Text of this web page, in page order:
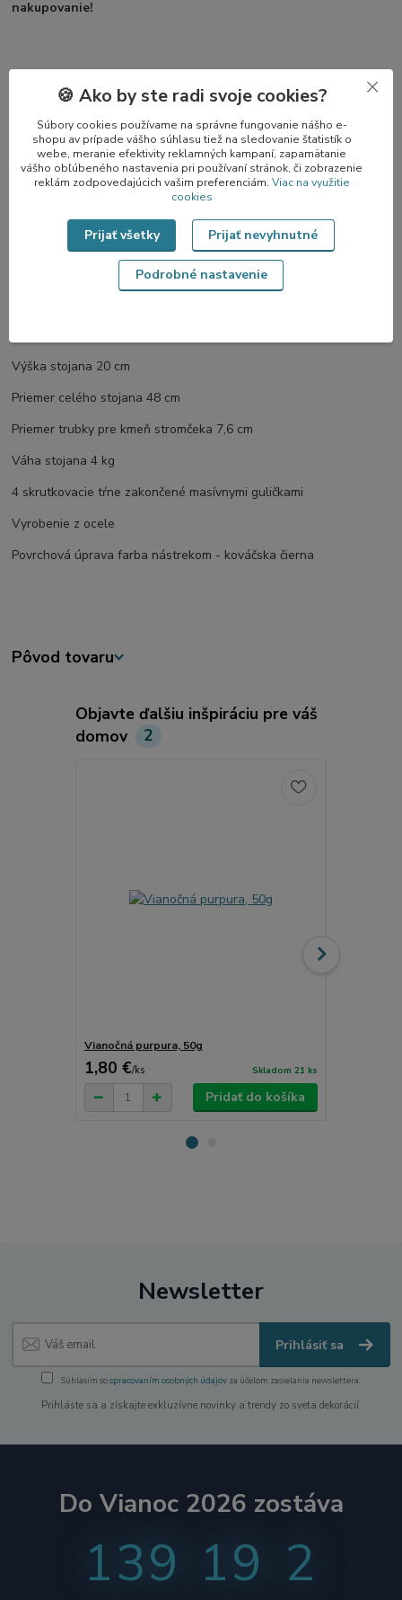
nakupovanie!
POZOR v prípade, že budete mať v objednávke ďalší tovar a
to najmä ozdoby bude nutné zaslať stojan v extra balíku na
naše náklady.
Rozsah dodávky:
1x kovový stojan na vianočný stromček
Výška stojana 20 cm
Priemer celého stojana 48 cm
Priemer trubky pre kmeň stromčeka 7,6 cm
Váha stojana 4 kg
4 skrutkovacie tŕne zakončené masívnymi guličkami
Vyrobenie z ocele
Povrchová úprava farba nástrekom - kováčska čierna
Pôvod tovaru
Objavte ďalšiu inšpiráciu pre váš
domov
2
Vianočná purpura, 50g
1,80 €/ks Skladom 21 ks
Pridať do košíka
Newsletter
Prihlásiť sa
Súhlasím sospracovaním osobných údajov za účelom zasielania newslettera.
Prihláste sa a získajte exkluzívne novinky a trendy zo sveta dekorácií.
Do Vianoc 2026 zostáva
139 19 2
🍪 Ako by ste radi svoje cookies?
Súbory cookies používame na správne fungovanie nášho e-
shopu av prípade vášho súhlasu tiež na sledovanie štatistík o
webe, meranie efektivity reklamných kampaní, zapamätanie
vášho obľúbeného nastavenia pri používaní stránok, či zobrazenie
reklám zodpovedajúcich vašim preferenciám. Viac na využitie
cookies
Prijať nevyhnutné
Podrobné nastavenie
Prijať všetky